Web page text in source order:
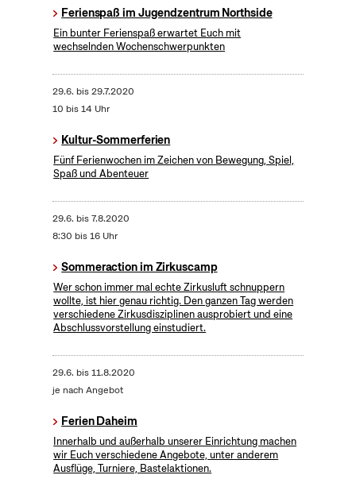
Ferienspaß im Jugendzentrum Northside
Ein bunter Ferienspaß erwartet Euch mit
wechselnden Wochenschwerpunkten
29.6. bis29.7.2020
10 bis 14 Uhr
Kultur-Sommerferien
Fünf Ferienwochen im Zeichen von Bewegung, Spiel,
Spaß und Abenteuer
29.6. bis7.8.2020
8:30 bis 16 Uhr
Sommeraction im Zirkuscamp
Wer schon immer mal echte Zirkusluft schnuppern
wollte, ist hier genau richtig. Den ganzen Tag werden
verschiedene Zirkusdisziplinen ausprobiert und eine
Abschlussvorstellung einstudiert.
29.6. bis11.8.2020
je nach Angebot
Ferien Daheim
Innerhalb und außerhalb unserer Einrichtung machen
wir Euch verschiedene Angebote, unter anderem
Ausflüge, Turniere, Bastelaktionen.